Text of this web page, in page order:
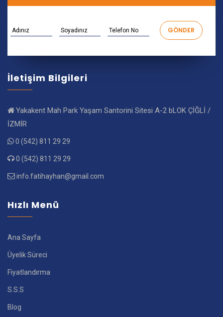
İletişim Bilgileri
Yakakent Mah Park Yaşam Santorini Sitesi A-2 bLOK ÇİĞLİ /
İZMİR
0 (542) 811 29 29
0 (542) 811 29 29
info.fatihayhan@gmail.com
Hızlı Menü
Ana Sayfa
Üyelik Süreci
Fiyatlandırma
S.S.S
Blog